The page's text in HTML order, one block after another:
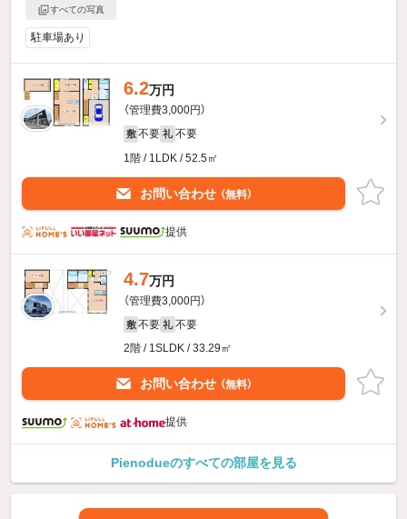
すべての写真
駐車場あり
6.2万円
（管理費3,000円）
敷 不要 礼 不要
1階 / 1LDK / 52.5㎡
お問い合わせ （無料）
提供
4.7万円
（管理費3,000円）
敷 不要 礼 不要
2階 / 1SLDK / 33.29㎡
お問い合わせ （無料）
提供
Pienodueのすべての部屋を見る